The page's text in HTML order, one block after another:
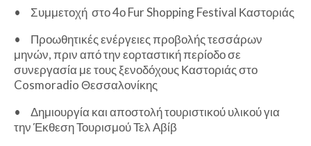
•
Συμμετοχή στο 4ο Fur Shopping Festival Καστοριάς
•
Προωθητικές ενέργειες προβολής τεσσάρων
μηνών, πριν από την εορταστική περίοδο σε
συνεργασία με τους ξενοδόχους Καστοριάς στο
Cosmoradio Θεσσαλονίκης
•
Δημιουργία και αποστολή τουριστικού υλικού για
την Έκθεση Τουρισμού Τελ Αβίβ